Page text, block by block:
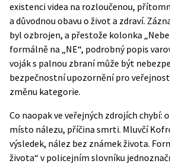
existenci videa na rozloučenou,
a důvodnou obavu o život a zdraví.
byl ozbrojen, a přestože kolonka
formálně na „NE“, podrobný popis
voják s palnou zbraní může být
bezpečnostní upozornění pro
změnu kategorie.
Co naopak ve veřejných zdrojích chybí:
místo nálezu, příčina smrti. Mluvčí
výsledek, nález bez známek života.
života“ v policejním slovníku